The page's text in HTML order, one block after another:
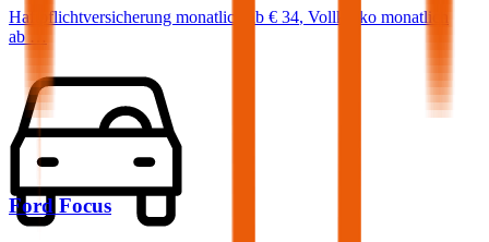
Haftpflichtversicherung monatlich ab € 34, Vollkasko monatlich
ab …
Ford Focus